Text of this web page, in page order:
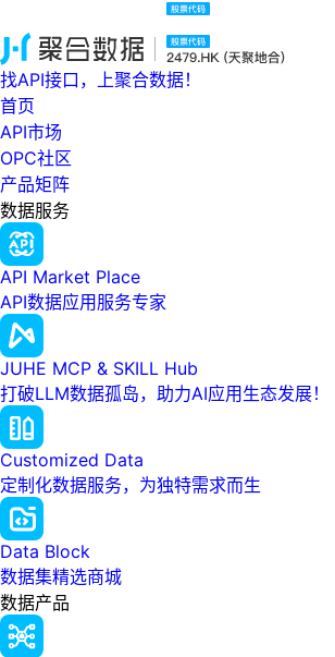
找API接口，上聚合数据！
首页
API市场
OPC社区
产品矩阵
数据服务
API Market Place
API数据应用服务专家
JUHE MCP & SKILL Hub
打破LLM数据孤岛，助力AI应用生态发展！
Customized Data
定制化数据服务，为独特需求而生
Data Block
数据集精选商城
数据产品